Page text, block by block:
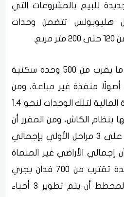
للبيع بالمشروعات التي
هليوبولس تتضمن وحدات
أكد أن الشركة تمتلك ما يقرب من 500 وحدة سكنية
منفذة غير مباعة، ومن
المتوقع أن تصل القيمة المالية لتلك الوحدات لنحو 1.4
بنظام الكاش، ومن المقرر أن
يتم طرح تلك الوحدات على 3 مراحل الأولي بإجمالي
أن إجمالي الأراضي غير المنماة
في هليوبوليس الجديدة تقترب من 700 فدان يجري
حاليًا تخطيطها، ومن المخطط أن يتم تطوير 3 أحياء